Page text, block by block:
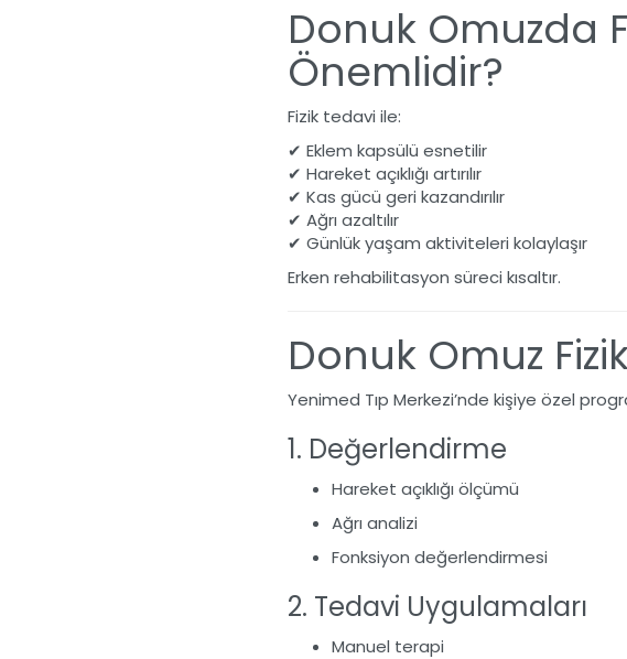
Donuk Omuzda
Önemlidir?
Fizik tedavi ile:
✔ Eklem kapsülü esnetilir
✔ Hareket açıklığı artırılır
✔ Kas gücü geri kazandırılır
✔ Ağrı azaltılır
✔ Günlük yaşam aktiviteleri kolaylaşır
Erken rehabilitasyon süreci kısaltır.
Donuk Omuz
Yenimed Tıp Merkezi’nde kişiye özel
1. Değerlendirme
Hareket açıklığı ölçümü
Ağrı analizi
Fonksiyon değerlendirmesi
2. Tedavi Uygulamaları
Manuel terapi